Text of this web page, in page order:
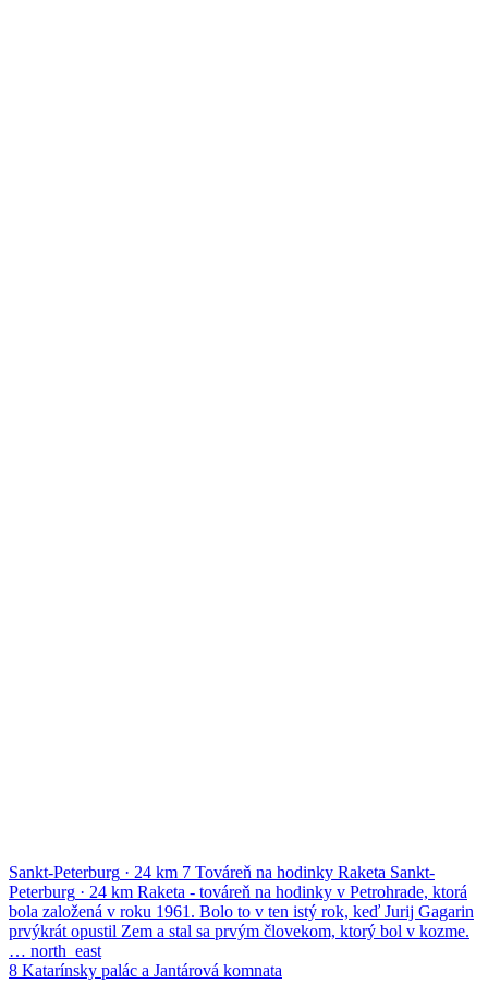
Sankt-Peterburg · 24 km 7 Továreň na hodinky Raketa Sankt-
Peterburg · 24 km Raketa - továreň na hodinky v Petrohrade, ktorá
bola založená v roku 1961. Bolo to v ten istý rok, keď Jurij Gagarin
prvýkrát opustil Zem a stal sa prvým človekom, ktorý bol v kozme.
… north_east
8 Katarínsky palác a Jantárová komnata